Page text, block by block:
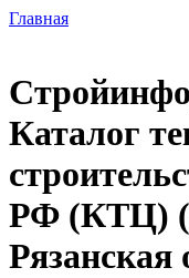
Главная
Каталог
РФ (КТЦ)
Рязанская